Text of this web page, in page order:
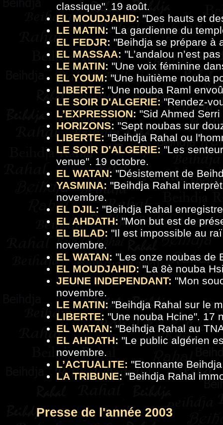
classique". 19 août.
EL MOUDJAHID: "Des hauts et
LE MATIN: "La gardienne du
EL FEDJR: "Beihdja se prépare à
EL MASSAA: "L’andalou n’est
LE MATIN: "Une voix féminine
EL YOUM: "Une huitième nouba
LIBERTE: "Une nouba Raml
LE SOIR D'ALGERIE: "Rendez-
L’EXPRESSION: "Sid Ahmed Serri
HORIZONS: "Sept noubas sur
LIBERTE: "Beihdja Rahal ou
LE SOIR D'ALGERIE: "Les
venue". 19 octobre.
EL WATAN: "Désistement de
YASMINA: "Beihdja Rahal
novembre.
EL DJIL: "Beihdja Rahal
EL AHDATH: "Mon but est de
EL BILAD: "Il est impossible au
novembre.
EL WATAN: "Les onze noubas de
EL MOUDJAHID: "La 8è nouba
JEUNE INDEPENDANT: "Mon
novembre.
LE MATIN: "Beihdja Rahal sur le
LIBERTE: "Une nouba Hcine". 17
EL WATAN: "Beihdja Rahal au
EL AHDATH: "Le public algérien
novembre.
L’ACTUALITE: "Etonnante
LA TRIBUNE: "Beihdja Rahal
Presse de l'année 2003